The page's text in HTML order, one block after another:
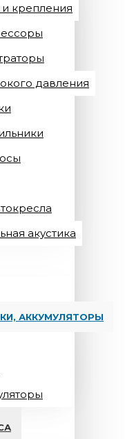
крепления
давления
акустика
АККУМУЛЯТОРЫ